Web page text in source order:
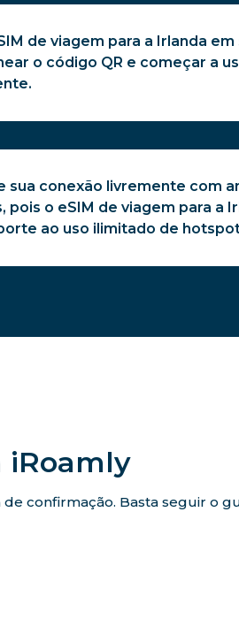
de viagem para a Irlanda em
o código QR e começar a
sua conexão livremente com
pois o eSIM de viagem para a
ao uso ilimitado de
iRoamly
confirmação. Basta seguir o